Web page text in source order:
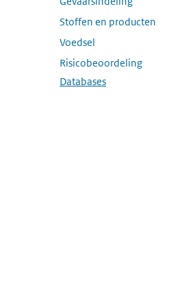
Submenu openen
Stoffen en producten
Submenu openen
Voedsel
Submenu openen
Risicobeoordeling
Submenu openen
Databases